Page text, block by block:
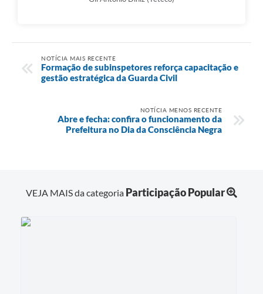
NOTÍCIA MAIS RECENTE
Formação de subinspetores reforça capacitação e
gestão estratégica da Guarda Civil
NOTÍCIA MENOS RECENTE
Abre e fecha: confira o funcionamento da
Prefeitura no Dia da Consciência Negra
VEJA MAIS da categoria Participação Popular